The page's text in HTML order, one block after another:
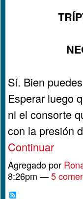
Sí. Bien
Esperar luego
ni el consorte
con la presión
Continuar
Agregado por
8:26pm —5